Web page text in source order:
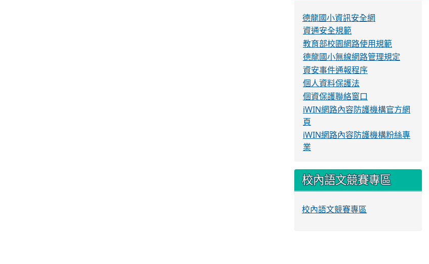
德龍國小資訊安全網
資通安全規範
教育部校園網路使用規範
德龍國小無線網路管理規定
資安事件通報程序
個人資料保護法
個資保護聯絡窗口
iWIN網路內容防護機構官方網
頁
iWIN網路內容防護機構粉絲專
業
校內語文競賽專區
校內語文競賽專區